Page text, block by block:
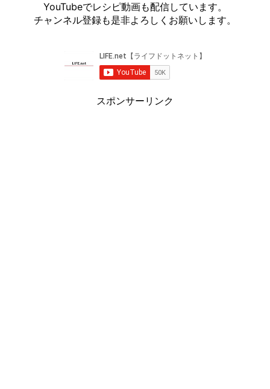
YouTubeでレシピ動画も配信しています。
チャンネル登録も是非よろしくお願いします。
スポンサーリンク